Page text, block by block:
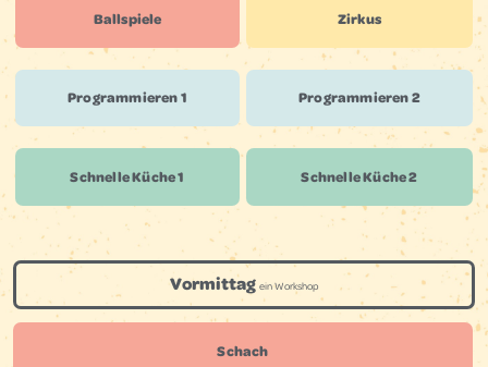
Ballspiele
Program­mieren 1
Schnelle Küche 1
Zirkus
Program­mieren 2
Schnelle Küche 2
Vormittag ein Workshop
Schach